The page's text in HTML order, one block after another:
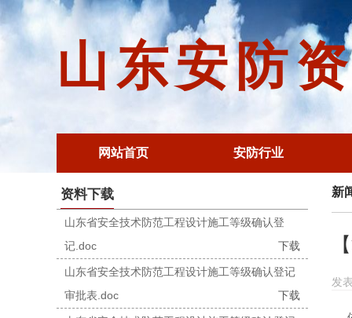
山东安防
网站首页 安防行业
资料下载
山东省安全技术防范工程设计施工等级确认登
记.doc
下载
山东省安全技术防范工程设计施工等级确认登记
审批表.doc
下载
新
发